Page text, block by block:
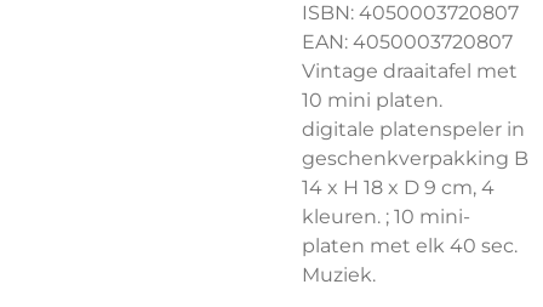
ISBN: 4050003720807
EAN: 4050003720807
Vintage draaitafel met
10 mini platen.
digitale platenspeler in
geschenkverpakking B
14 x H 18 x D 9 cm, 4
kleuren. ; 10 mini-
platen met elk 40 sec.
Muziek.